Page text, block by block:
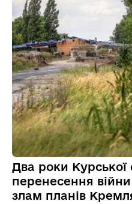
Два роки Курської
перенесення
злам планів